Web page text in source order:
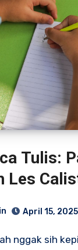
Tulis:
Les
April 15, 2025